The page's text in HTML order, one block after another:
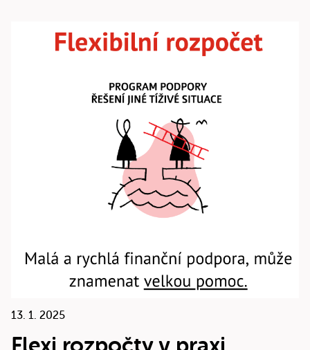
13. 1. 2025